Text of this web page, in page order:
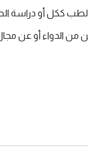
من الدواء أو عن